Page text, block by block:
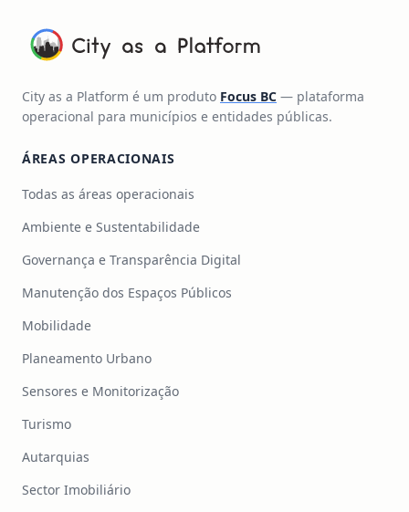
City as a Platform é um produto Focus BC — plataforma
operacional para municípios e entidades públicas.
ÁREAS OPERACIONAIS
Todas as áreas operacionais
Ambiente e Sustentabilidade
Governança e Transparência Digital
Manutenção dos Espaços Públicos
Mobilidade
Planeamento Urbano
Sensores e Monitorização
Turismo
Autarquias
Sector Imobiliário